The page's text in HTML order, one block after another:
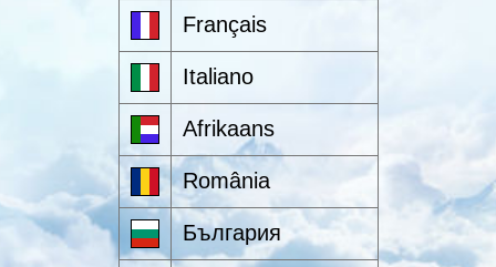
Français
Italiano
Afrikaans
România
България